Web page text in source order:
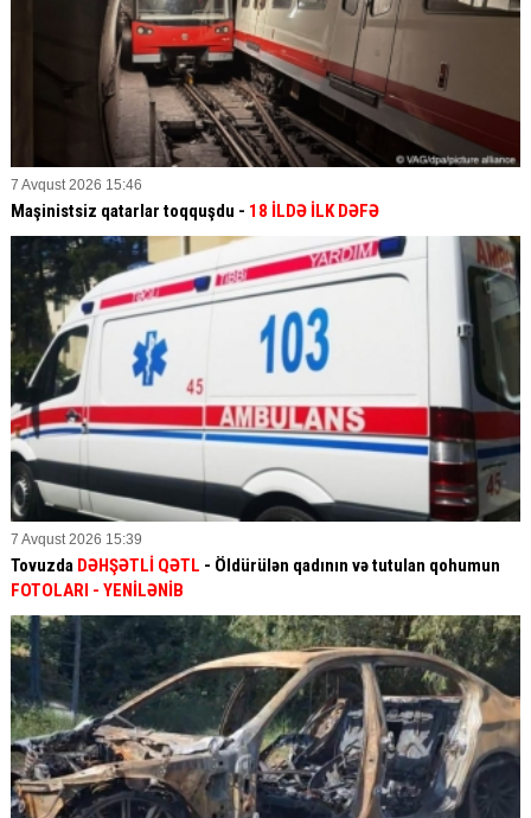
7 Avqust 2026 15:46
Maşinistsiz qatarlar toqquşdu - 18 İLDƏ İLK DƏFƏ
7 Avqust 2026 15:39
Tovuzda DƏHŞƏTLİ QƏTL - Öldürülən qadının və tutulan qohumun
FOTOLARI - YENİLƏNİB